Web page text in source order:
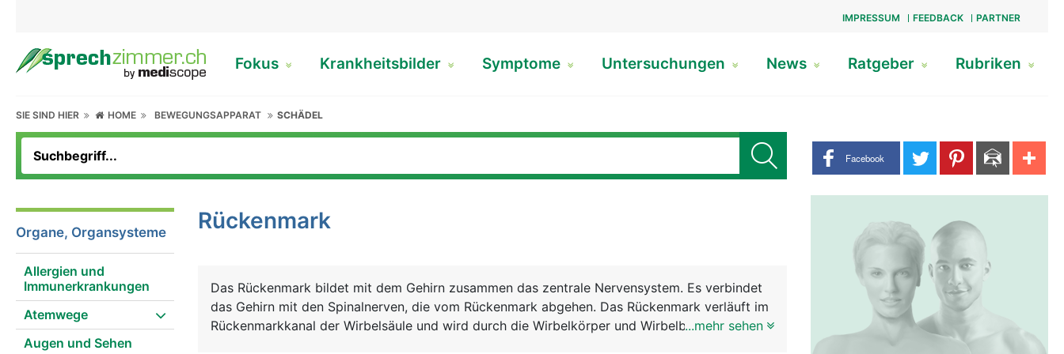
IMPRESSUM FEEDBACK PARTNER
Fokus Krankheitsbilder Symptome Untersuchungen News Ratgeber Rubriken
SIE SIND HIER HOME BEWEGUNGSAPPARAT SCHÄDEL
Share buttons
Facebook
Organe, Organsysteme
Allergien und
Immunerkrankungen
Atemwege
Augen und Sehen
Rückenmark
Das Rückenmark bildet mit dem Gehirn zusammen das zentrale Nervensystem. Es verbindet
das Gehirn mit den Spinalnerven, die vom Rückenmark abgehen. Das Rückenmark verläuft im
Rückenmarkkanal der Wirbelsäule und wird durch die Wirbelkörper und Wirbelbögen...mehr sehen